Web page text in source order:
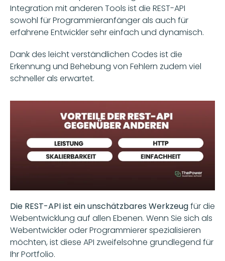
Integration mit anderen Tools ist die REST-API
sowohl für Programmieranfänger als auch für
erfahrene Entwickler sehr einfach und dynamisch.
Dank des leicht verständlichen Codes ist die
Erkennung und Behebung von Fehlern zudem viel
schneller als erwartet.
Die REST-API ist ein unschätzbares Werkzeug für die
Webentwicklung auf allen Ebenen. Wenn Sie sich als
Webentwickler oder Programmierer spezialisieren
möchten, ist diese API zweifelsohne grundlegend für
Ihr Portfolio.